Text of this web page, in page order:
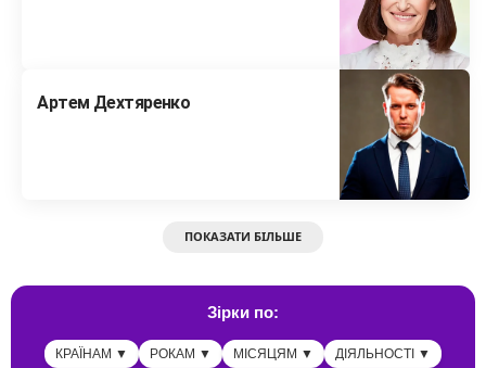
Артем Дехтяренко
ПОКАЗАТИ БІЛЬШЕ
Зірки по:
КРАЇНАМ ▼ РОКАМ ▼ МІСЯЦЯМ ▼ ДІЯЛЬНОСТІ ▼